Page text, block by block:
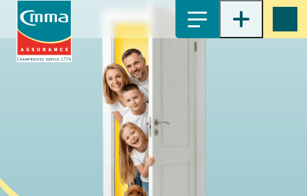
Contenu principal
2-Menu principal
3-Pied de page